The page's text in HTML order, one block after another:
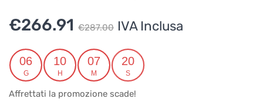
€287.00 Il
prezzo
originale
era:
€287.00.
€266.91
Il
prezzo
attuale
è:
€266.91.
IVA Inclusa
06
G
10
H
07
M
19
S
Affrettati la promozione scade!